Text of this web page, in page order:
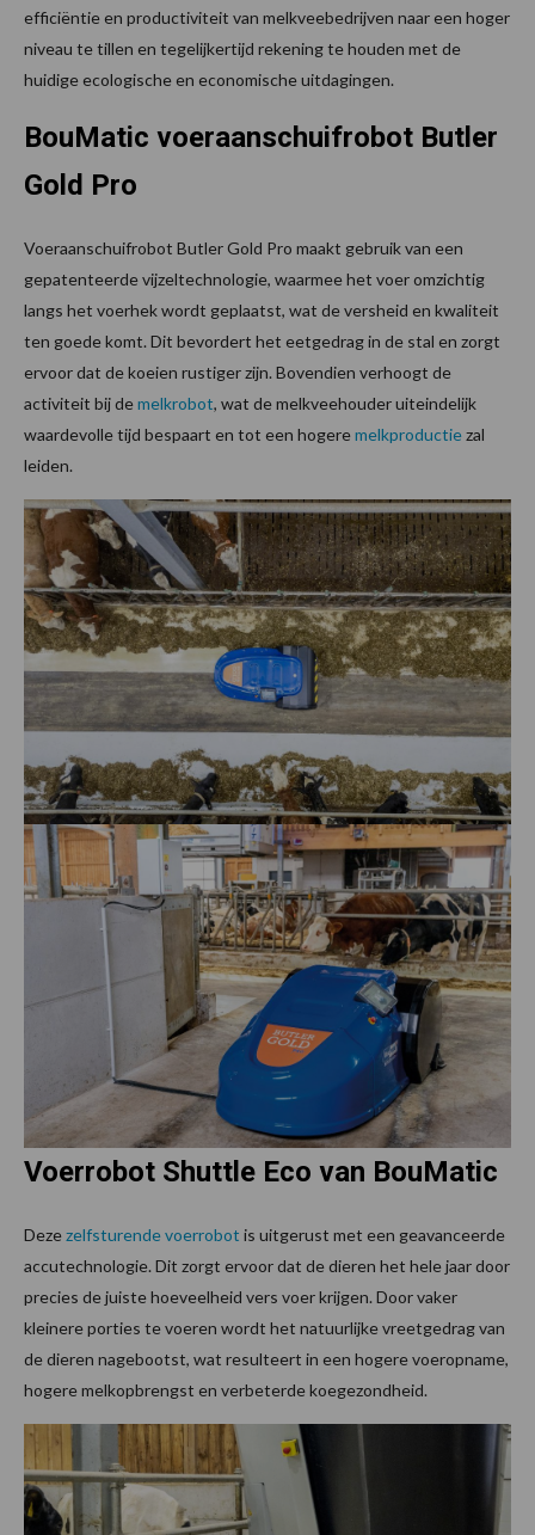
efficiëntie en productiviteit van melkveebedrijven naar een hoger
niveau te tillen en tegelijkertijd rekening te houden met de
huidige ecologische en economische uitdagingen.
BouMatic voeraanschuifrobot Butler
Gold Pro
Voeraanschuifrobot Butler Gold Pro maakt gebruik van een
gepatenteerde vijzeltechnologie, waarmee het voer omzichtig
langs het voerhek wordt geplaatst, wat de versheid en kwaliteit
ten goede komt. Dit bevordert het eetgedrag in de stal en zorgt
ervoor dat de koeien rustiger zijn. Bovendien verhoogt de
activiteit bij demelkrobot, wat de melkveehouder uiteindelijk
waardevolle tijd bespaart en tot een hogeremelkproductiezal
leiden.
Voerrobot Shuttle Eco van BouMatic
Dezezelfsturende voerrobot is uitgerust met een geavanceerde
accutechnologie. Dit zorgt ervoor dat de dieren het hele jaar door
precies de juiste hoeveelheid vers voer krijgen. Door vaker
kleinere porties te voeren wordt het natuurlijke vreetgedrag van
de dieren nagebootst, wat resulteert in een hogere voeropname,
hogere melkopbrengst en verbeterde koegezondheid.